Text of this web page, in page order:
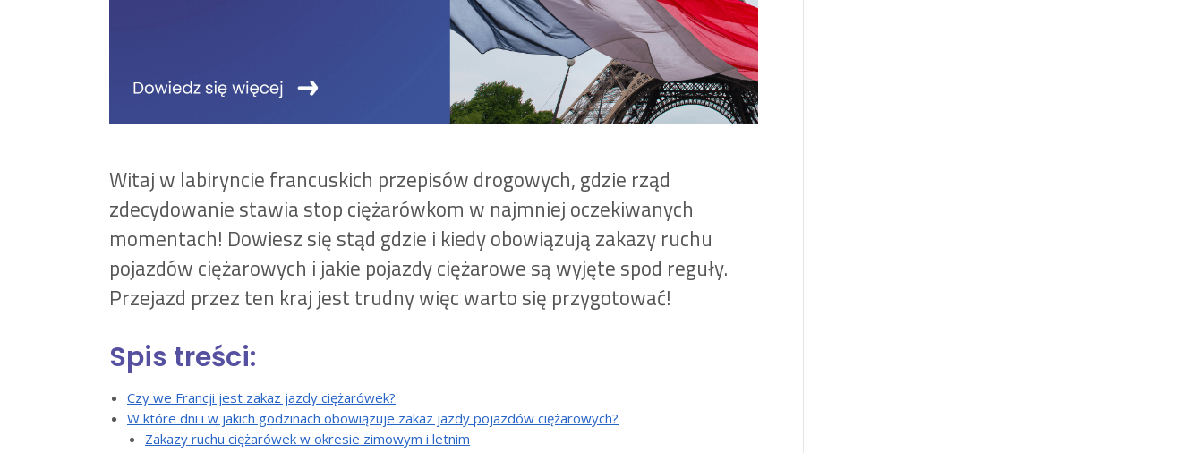
Witaj w labiryncie francuskich przepisów drogowych, gdzie rząd
zdecydowanie stawia stop ciężarówkom w najmniej oczekiwanych
momentach! Dowiesz się stąd gdzie i kiedy obowiązują zakazy ruchu
pojazdów ciężarowych i jakie pojazdy ciężarowe są wyjęte spod reguły.
Przejazd przez ten kraj jest trudny więc warto się przygotować!
Spis treści:
Czy we Francji jest zakaz jazdy ciężarówek?
W które dni i w jakich godzinach obowiązuje zakaz jazdy pojazdów ciężarowych?
Zakazy ruchu ciężarówek w okresie zimowym i letnim